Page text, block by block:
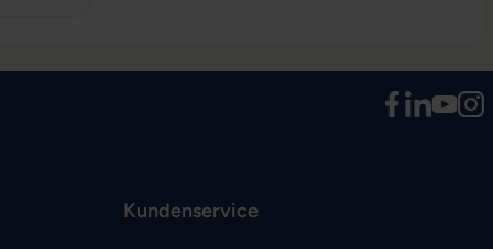
Kundenservice